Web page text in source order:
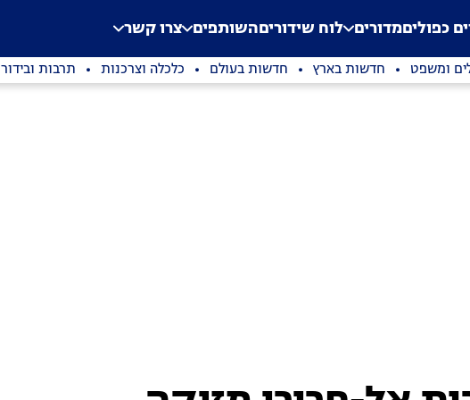
Application error: a
. כפוליםמדורים לוח שידוריםהשותפים צרו קשר
ומשפט חדשות בארץ חדשות בעולם כלכלה וצרכנות תרבות ובידור